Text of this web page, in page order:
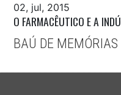
02, jul, 2015
O FARMACÊUTICO E A
BAÚ DE MEMÓRIAS